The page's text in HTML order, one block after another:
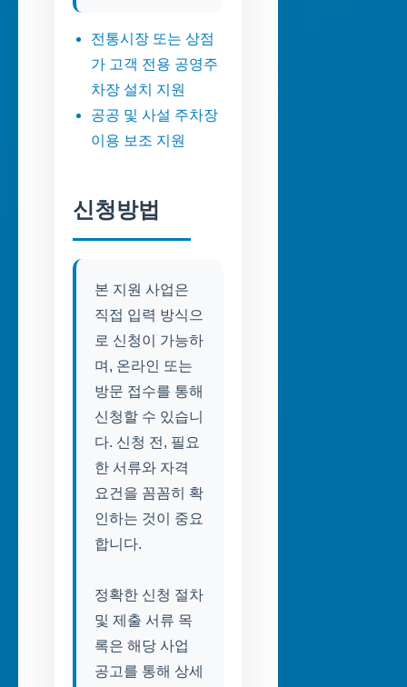
전통시장 또는 상점
가 고객 전용 공영주
차장 설치 지원
공공 및 사설 주차장
이용 보조 지원
신청방법
본 지원 사업은
직접 입력 방식으
로 신청이 가능하
며, 온라인 또는
방문 접수를 통해
신청할 수 있습니
다. 신청 전, 필요
한 서류와 자격
요건을 꼼꼼히 확
인하는 것이 중요
합니다.
정확한 신청 절차
및 제출 서류 목
록은 해당 사업
공고를 통해 상세